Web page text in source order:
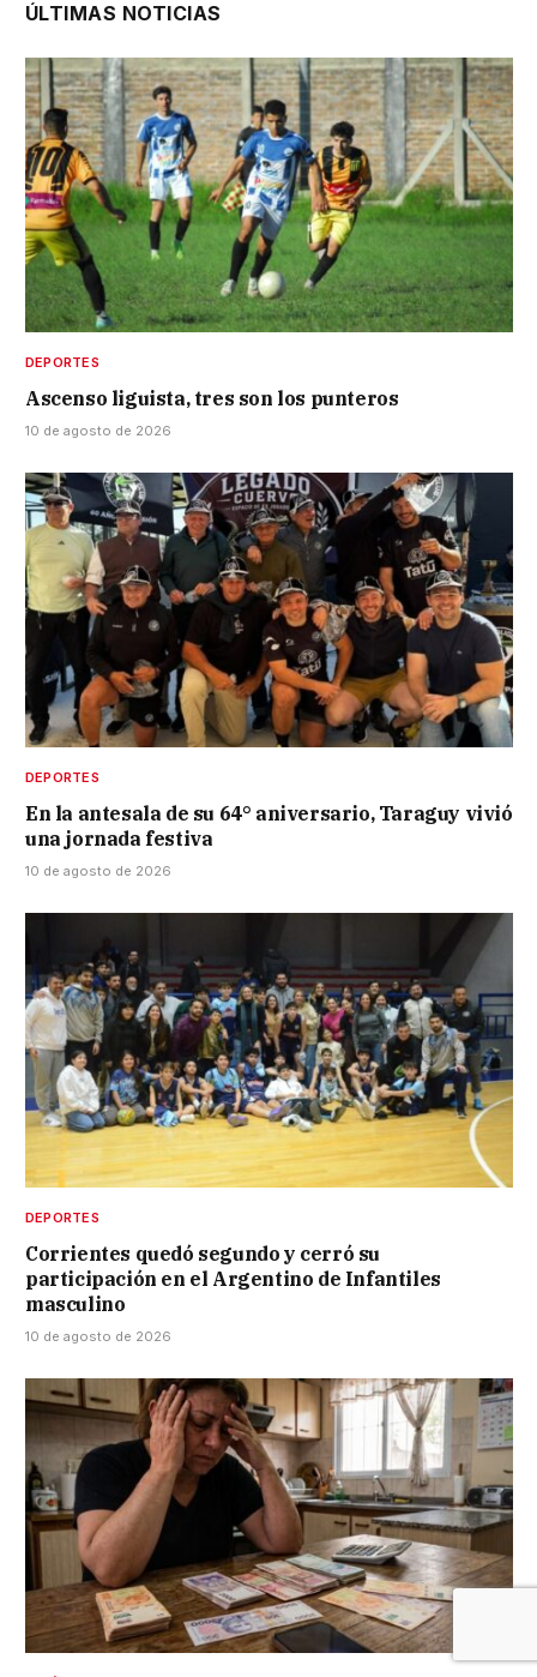
ÚLTIMAS NOTICIAS
DEPORTES
Ascenso liguista, tres son los punteros
10 de agosto de 2026
DEPORTES
En la antesala de su 64° aniversario, Taraguy vivió
una jornada festiva
10 de agosto de 2026
DEPORTES
Corrientes quedó segundo y cerró su
participación en el Argentino de Infantiles
masculino
10 de agosto de 2026